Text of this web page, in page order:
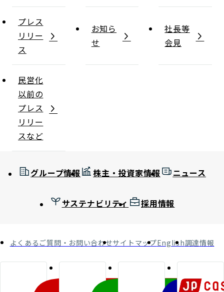
プレス
リリー
ス
お知ら
せ
社長等
会見
民営化
以前の
プレス
リリー
スなど
グループ情報 株主・投資家情報 ニュース
サステナビリティ 採用情報
よくあるご質問・お問い合わせサイトマップEnglish調達情報